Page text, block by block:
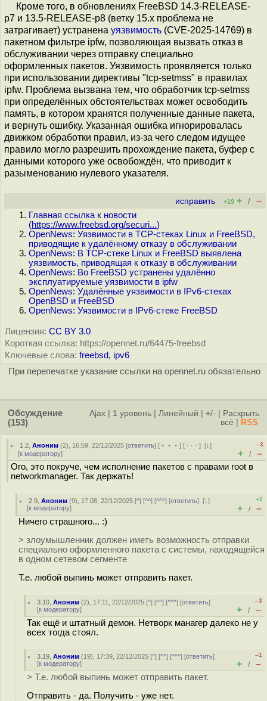
Кроме того, в обновлениях FreeBSD 14.3-RELEASE-
p7 и 13.5-RELEASE-p8 (ветку 15.x проблема не
затрагивает) устранена уязвимость (CVE-2025-14769) в
пакетном фильтре ipfw, позволяющая вызвать отказ в
обслуживании через отправку специально
оформленных пакетов. Уязвимость проявляется только
при использовании директивы "tcp-setmss" в правилах
ipfw. Проблема вызвана тем, что обработчик tcp-setmss
при определённых обстоятельствах может освободить
память, в котором хранятся полученные данные пакета,
и вернуть ошибку. Указанная ошибка игнорировалась
движком обработки правил, из-за чего следом идущее
правило могло разрешить прохождение пакета, буфер с
данными которого уже освобождён, что приводит к
разыменованию нулевого указателя.
исправить +19 + / –
Главная ссылка к новости
(https://www.freebsd.org/securi...)
OpenNews: Уязвимости в TCP-стеках Linux и FreeBSD,
приводящие к удалённому отказу в обслуживании
OpenNews: В TCP-стеке Linux и FreeBSD выявлена
уязвимость, приводящая к отказу в обслуживании
OpenNews: Во FreeBSD устранены удалённо
эксплуатируемые уязвимости в ipfw
OpenNews: Удалённые уязвимости в IPv6-стеках
OpenBSD и FreeBSD
OpenNews: Уязвимости в IPv6-стеке FreeBSD
Лицензия: CC BY 3.0
Короткая ссылка: https://opennet.ru/64475-freebsd
Ключевые слова: freebsd, ipv6
При перепечатке указание ссылки на opennet.ru обязательно
Обсуждение
(153)
Ajax 1 уровень Линейный +/-
Раскрыть
всё
RSS
1.2 ,Аноним (2), 16:59, 22/12/2025 [ответить] [ ﹢﹢﹢] [ · · ·][↓]
[к модератору]
–3
+ / –
Ого, это покруче, чем исполнение пакетов с правами root в
networkmanager. Так держать!
2.9 ,Аноним (9), 17:08, 22/12/2025 [^] [^^] [^^^] [ответить][↓]
[к модератору]
+2
+ / –
Ничего страшного... :)
> злоумышленник должен иметь возможность отправки
специально оформленного пакета с системы, находящейся
в одном сетевом сегменте
Т.е. любой выпинь может отправить пакет.
3.10 ,Аноним (2), 17:11, 22/12/2025 [^] [^^] [^^^] [ответить]
[к модератору]
–3
+ / –
Так ещё и штатный демон. Нетворк манагер далеко не у
всех тогда стоял.
3.19 ,Аноним (19), 17:39, 22/12/2025 [^] [^^] [^^^] [ответить]
[к модератору]
–1
+ / –
> Т.е. любой выпинь может отправить пакет.
Отправить - да. Получить - уже нет.